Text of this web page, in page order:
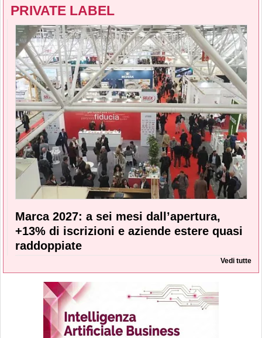
PRIVATE LABEL
Marca 2027: a sei mesi dall’apertura,
+13% di iscrizioni e aziende estere quasi
raddoppiate
Vedi tutte